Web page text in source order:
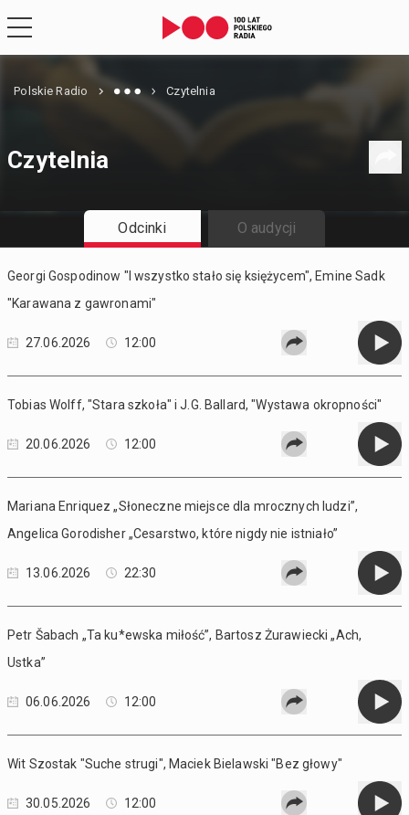
Polskie Radio Czytelnia
Czytelnia
Odcinki O audycji
Georgi Gospodinow "I wszystko stało się księżycem", Emine Sadk
"Karawana z gawronami"
27.06.2026 12:00
Tobias Wolff, "Stara szkoła" i J.G. Ballard, "Wystawa okropności"
20.06.2026 12:00
Mariana Enriquez „Słoneczne miejsce dla mrocznych ludzi”,
Angelica Gorodisher „Cesarstwo, które nigdy nie istniało”
13.06.2026 22:30
Petr Šabach „Ta ku*ewska miłość”, Bartosz Żurawiecki „Ach,
Ustka”
06.06.2026 12:00
Wit Szostak "Suche strugi", Maciek Bielawski "Bez głowy"
30.05.2026 12:00